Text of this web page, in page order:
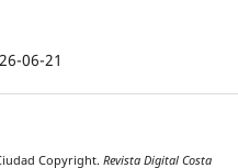
06-21
Copyright. Revista Digital Costa